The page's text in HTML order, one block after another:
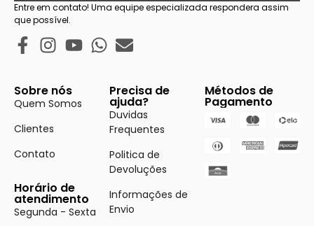
Entre em contato! Uma equipe especializada respondera assim
que possível.
Sobre nós
Quem Somos
Clientes
Contato
Horário de
atendimento
Segunda - Sexta
Precisa de
ajuda?
Duvidas
Frequentes
Politica de
Devoluções
Informações de
Envio
Métodos de
Pagamento